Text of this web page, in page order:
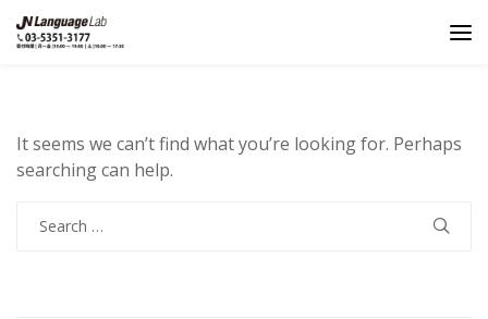
It seems we can’t find what you’re looking for. Perhaps
searching can help.
for: